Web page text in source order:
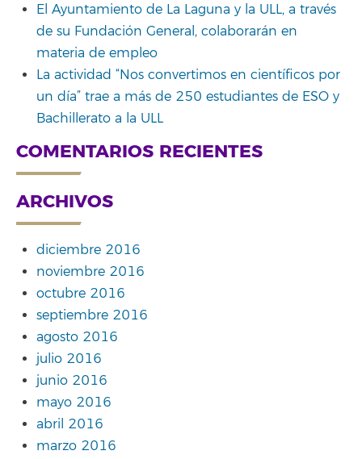
El Ayuntamiento de La Laguna y la ULL, a través
de su Fundación General, colaborarán en
materia de empleo
La actividad “Nos convertimos en científicos por
un día” trae a más de 250 estudiantes de ESO y
Bachillerato a la ULL
COMENTARIOS RECIENTES
ARCHIVOS
diciembre 2016
noviembre 2016
octubre 2016
septiembre 2016
agosto 2016
julio 2016
junio 2016
mayo 2016
abril 2016
marzo 2016